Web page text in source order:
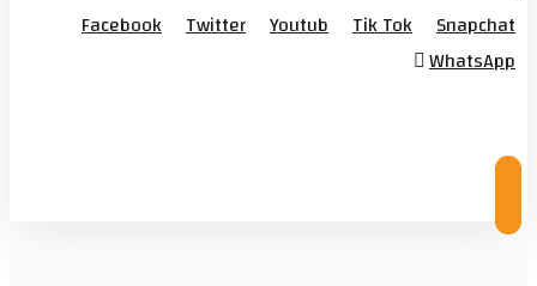
Facebook Twitter Youtub Tik Tok
Snapchat
WhatsApp